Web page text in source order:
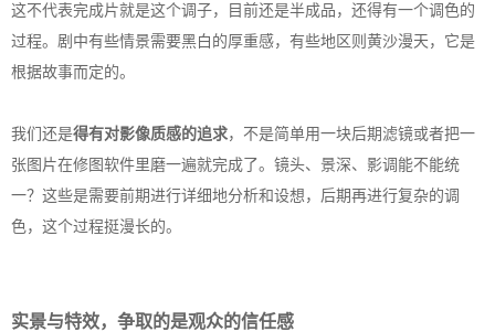
这不代表完成片就是这个调子，目前还是半成品，还得有一个调色的
过程。剧中有些情景需要黑白的厚重感，有些地区则黄沙漫天，它是
根据故事而定的。
我们还是得有对影像质感的追求，不是简单用一块后期滤镜或者把一
张图片在修图软件里磨一遍就完成了。镜头、景深、影调能不能统
一？这些是需要前期进行详细地分析和设想，后期再进行复杂的调
色，这个过程挺漫长的。
实景与特效，争取的是观众的信任感